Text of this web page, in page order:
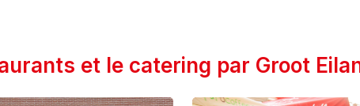
et le catering par Groot